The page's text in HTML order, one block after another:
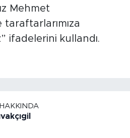
Mehmet
ifadelerini kullandı.